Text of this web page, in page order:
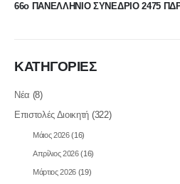
66ο ΠΑΝΕΛΛΗΝΙΟ ΣΥΝΕΔΡΙΟ 2475
ΚΑΤΗΓΟΡΙΕΣ
Νέα (8)
Επιστολές Διοικητή (322)
Μάιος 2026(16)
Απρίλιος 2026(16)
Μάρτιος 2026 (19)